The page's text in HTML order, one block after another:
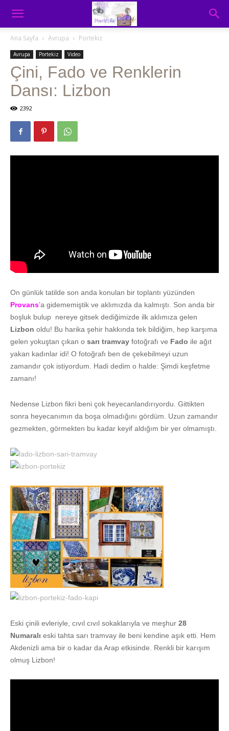
Ana Sayfa Avrupa Portekiz
Avrupa Portekiz Video
Çini, Fado ve Renklerin
Dansı: Lizbon
2392
On günlük tatilde son anda konulan bir toplantı yüzünden
Provans’a gidememiştik ve aklımızda da kalmıştı. Son anda bir
boşluk bulup nereye gitsek dediğimizde ilk aklımıza gelen
Lizbon oldu! Bu harika şehir hakkında tek bildiğim, hep karşıma
gelen yokuştan çıkan o sarı tramvay fotoğrafı ve Fado ile ağıt
yakan kadınlar idi! O fotoğrafı ben de çekebilmeyi uzun
zamandır çok istiyordum. Hadi dedim o halde: Şimdi keşfetme
zamanı!
Nedense Lizbon fikri beni çok heyecanlandırıyordu. Gittikten
sonra heyecanımın da boşa olmadığını gördüm. Uzun zamandır
gezmekten, görmekten bu kadar keyif aldığım bir yer olmamıştı.
Eski çinili evleriyle, cıvıl cıvıl sokaklarıyla ve meşhur 28
Numaralı eski tahta sarı tramvay ile beni kendine aşık etti. Hem
Akdenizli ama bir o kadar da Arap etkisinde. Renkli bir karışım
olmuş Lizbon!